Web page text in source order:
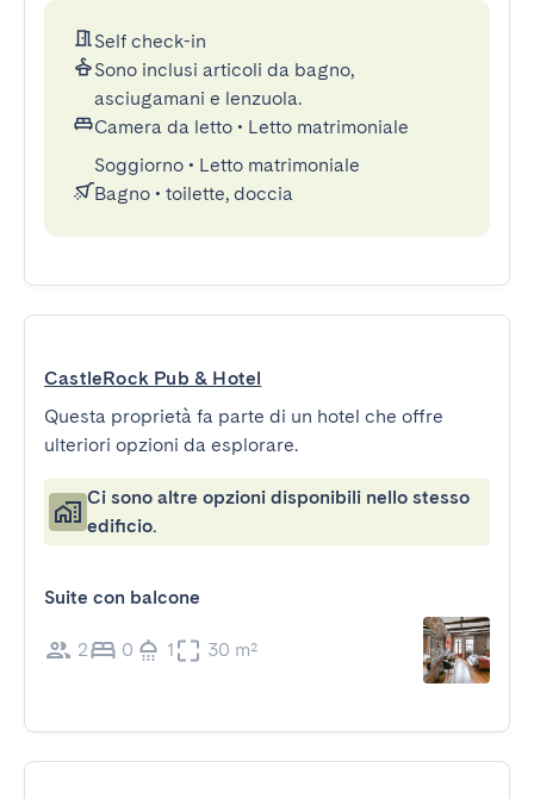
Self check-in
Sono inclusi articoli da bagno,
asciugamani e lenzuola.
Camera da letto • Letto matrimoniale
Soggiorno • Letto matrimoniale
Bagno • toilette, doccia
CastleRock Pub & Hotel
Questa proprietà fa parte di un hotel che offre
ulteriori opzioni da esplorare.
Ci sono altre opzioni disponibili nello stesso
edificio.
Suite con balcone
2 0 1 30 m²